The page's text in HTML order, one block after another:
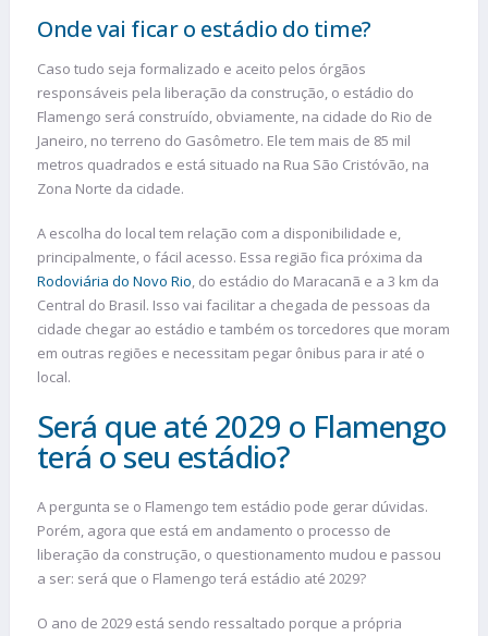
Onde vai ficar o estádio do time?
Caso tudo seja formalizado e aceito pelos órgãos
responsáveis pela liberação da construção, o estádio do
Flamengo será construído, obviamente, na cidade do Rio de
Janeiro, no terreno do Gasômetro. Ele tem mais de 85 mil
metros quadrados e está situado na Rua São Cristóvão, na
Zona Norte da cidade.
A escolha do local tem relação com a disponibilidade e,
principalmente, o fácil acesso. Essa região fica próxima da
Rodoviária do Novo Rio, do estádio do Maracanã e a 3 km da
Central do Brasil. Isso vai facilitar a chegada de pessoas da
cidade chegar ao estádio e também os torcedores que moram
em outras regiões e necessitam pegar ônibus para ir até o
local.
Será que até 2029 o Flamengo
terá o seu estádio?
A pergunta se o Flamengo tem estádio pode gerar dúvidas.
Porém, agora que está em andamento o processo de
liberação da construção, o questionamento mudou e passou
a ser: será que o Flamengo terá estádio até 2029?
O ano de 2029 está sendo ressaltado porque a própria